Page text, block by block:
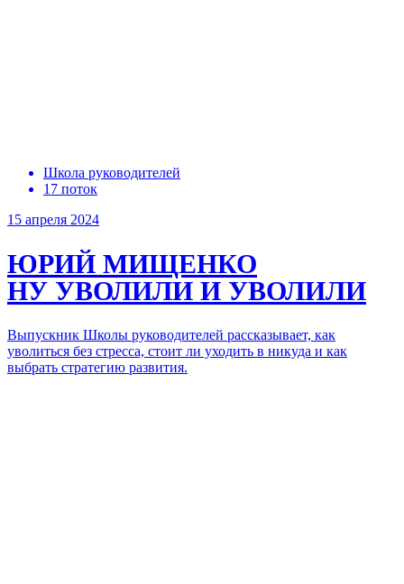
Школа руководителей
17 поток
15 апреля 2024
ЮРИЙ МИЩЕНКО
НУ УВОЛИЛИ И УВОЛИЛИ
Выпускник Школы руководителей рассказывает, как
уволиться без стресса, стоит ли уходить в никуда и как
выбрать стратегию развития.